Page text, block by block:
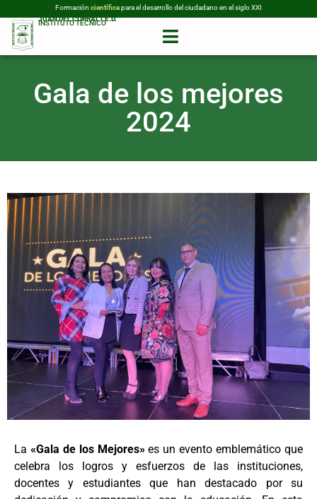
Formacióntecnológicapara el desarrollo del ciudadano en el siglo XXI
INSTITUTO TÉCNICO
JUAN DEL CORRAL I.E.D.
Gala de los mejores
2024
La «Gala de los Mejores»es un evento emblemático que
celebra los logros y esfuerzos de las instituciones,
docentes y estudiantes que han destacado por su